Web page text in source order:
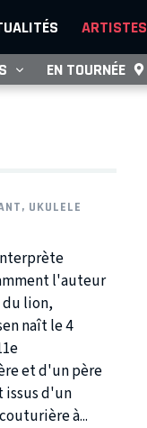
ARTISTES
EN TOURNÉE
UKULELE
l'auteur
du lion,
naît le 4
et d'un père
issus d'un
à...